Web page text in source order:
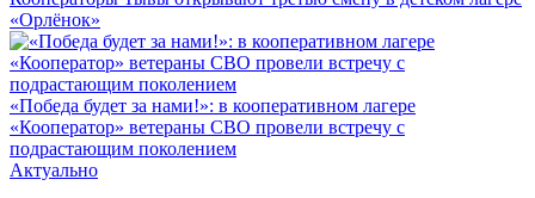
«Орлёнок»
«Победа будет за нами!»: в кооперативном лагере
«Кооператор» ветераны СВО провели встречу с
подрастающим поколением
Актуально